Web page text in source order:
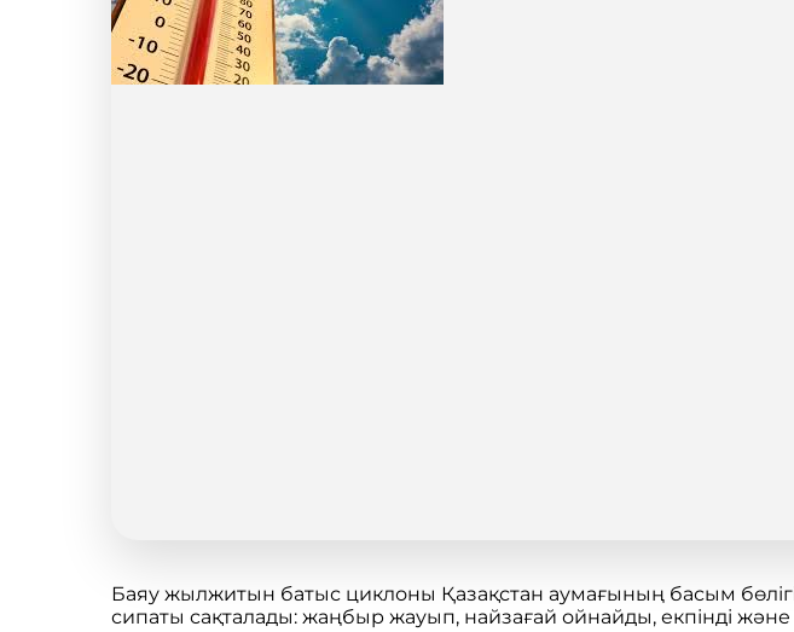
Баяу жылжитын батыс циклоны Қазақстан аумағының басым
сипаты сақталады: жаңбыр жауып, найзағай ойнайды, екпінді